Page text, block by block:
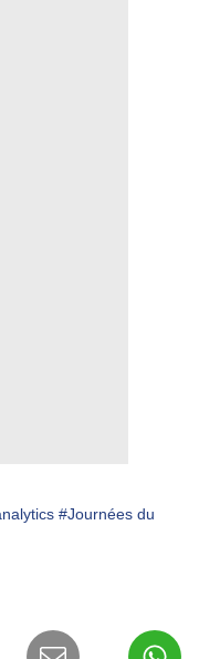
#Journées du